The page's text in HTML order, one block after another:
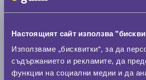
Настоящият сайт използва
Използваме „бисквитки“, за да
съдържанието и рекламите, да
функции на социални медии и да